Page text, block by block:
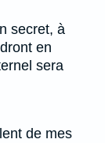
secret, à
en
sera
de mes